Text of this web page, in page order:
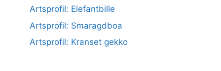
Artsprofil: Elefantbille
Artsprofil: Smaragdboa
Artsprofil: Kranset gekko